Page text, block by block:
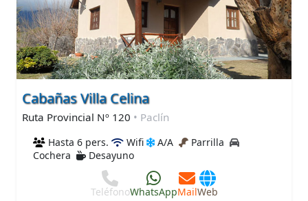
Cabañas Villa Celina
Ruta Provincial Nº 120 • Paclín
Hasta 6 pers. Wifi A/A
Parrilla
Cochera
Desayuno
TeléfonoWhatsAppMailWeb